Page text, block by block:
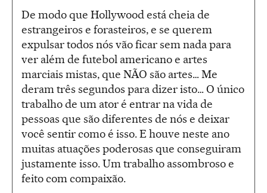
De modo que Hollywood está cheia de
estrangeiros e forasteiros, e se querem
expulsar todos nós vão ficar sem nada para
ver além de futebol americano e artes
marciais mistas, que NÃO são artes… Me
deram três segundos para dizer isto… O único
trabalho de um ator é entrar na vida de
pessoas que são diferentes de nós e deixar
você sentir como é isso. E houve neste ano
muitas atuações poderosas que conseguiram
justamente isso. Um trabalho assombroso e
feito com compaixão.